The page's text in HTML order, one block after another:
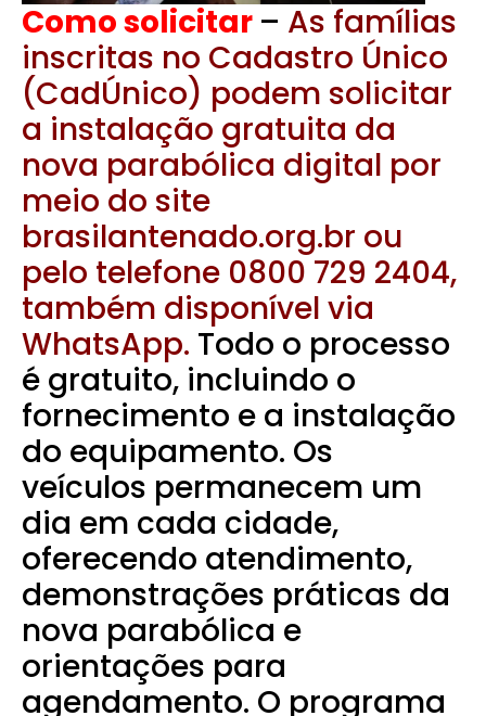
Como solicitar – As famílias
inscritas no Cadastro Único
(CadÚnico) podem solicitar
a instalação gratuita da
nova parabólica digital por
meio do site
brasilantenado.org.br ou
pelo telefone 0800 729 2404,
também disponível via
WhatsApp. Todo o processo
é gratuito, incluindo o
fornecimento e a instalação
do equipamento. Os
veículos permanecem um
dia em cada cidade,
oferecendo atendimento,
demonstrações práticas da
nova parabólica e
orientações para
agendamento. O programa